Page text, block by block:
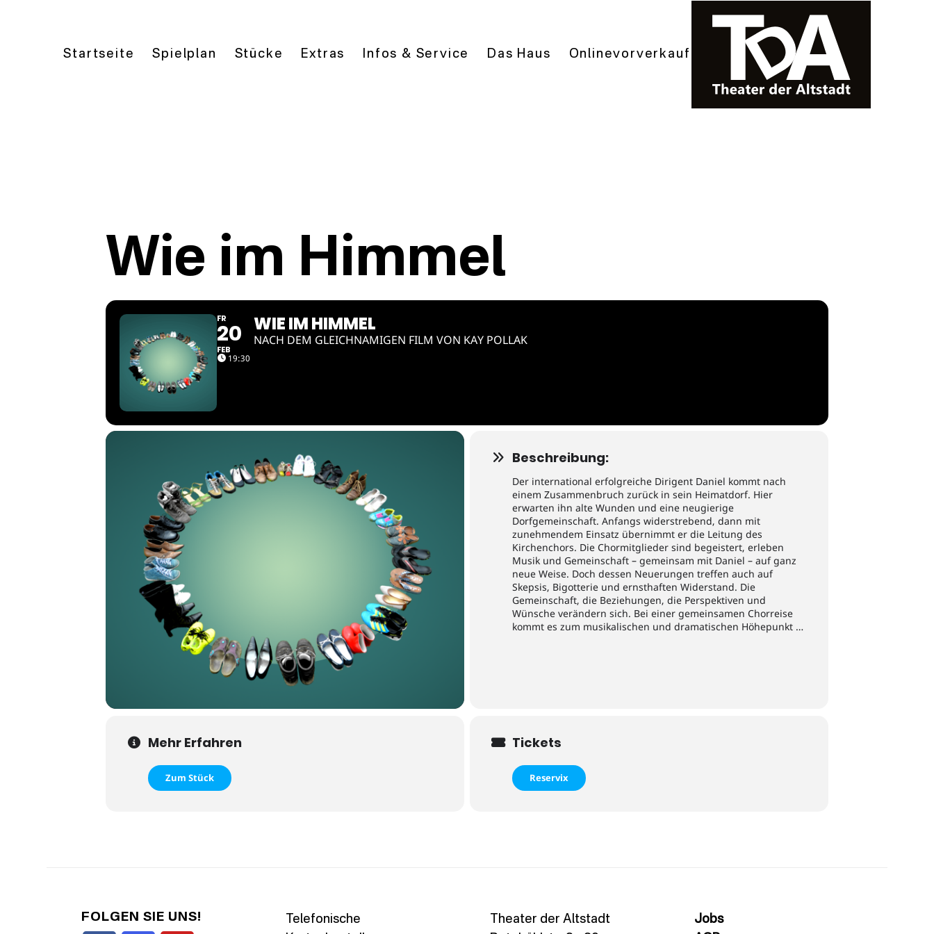
Startseite Spielplan Stücke Extras Infos & Service Das Haus Onlinevorverkauf
Wie im Himmel
FR
20
FEB
19:30
WIE IM HIMMEL
NACH DEM GLEICHNAMIGEN FILM VON KAY POLLAK
Beschreibung:
Der international erfolgreiche Dirigent Daniel kommt nach
einem Zusammenbruch zurück in sein Heimatdorf. Hier
erwarten ihn alte Wunden und eine neugierige
Dorfgemeinschaft. Anfangs widerstrebend, dann mit
zunehmendem Einsatz übernimmt er die Leitung des
Kirchenchors. Die Chormitglieder sind begeistert, erleben
Musik und Gemeinschaft – gemeinsam mit Daniel – auf ganz
neue Weise. Doch dessen Neuerungen treffen auch auf
Skepsis, Bigotterie und ernsthaften Widerstand. Die
Gemeinschaft, die Beziehungen, die Perspektiven und
Wünsche verändern sich. Bei einer gemeinsamen Chorreise
kommt es zum musikalischen und dramatischen Höhepunkt …
Mehr Erfahren
Zum Stück
Tickets
Reservix
FOLGEN SIE UNS!
Telefonische
Theater der Altstadt
Jobs